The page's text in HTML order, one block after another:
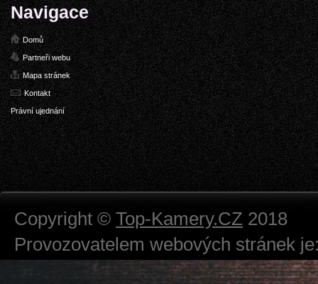
Navigace
Domů
Partneři webu
Mapa stránek
Kontakt
Právní ujednání
Copyright © Top-Kamery.CZ 2018
Provozovatelem webových stránek
724 111 234